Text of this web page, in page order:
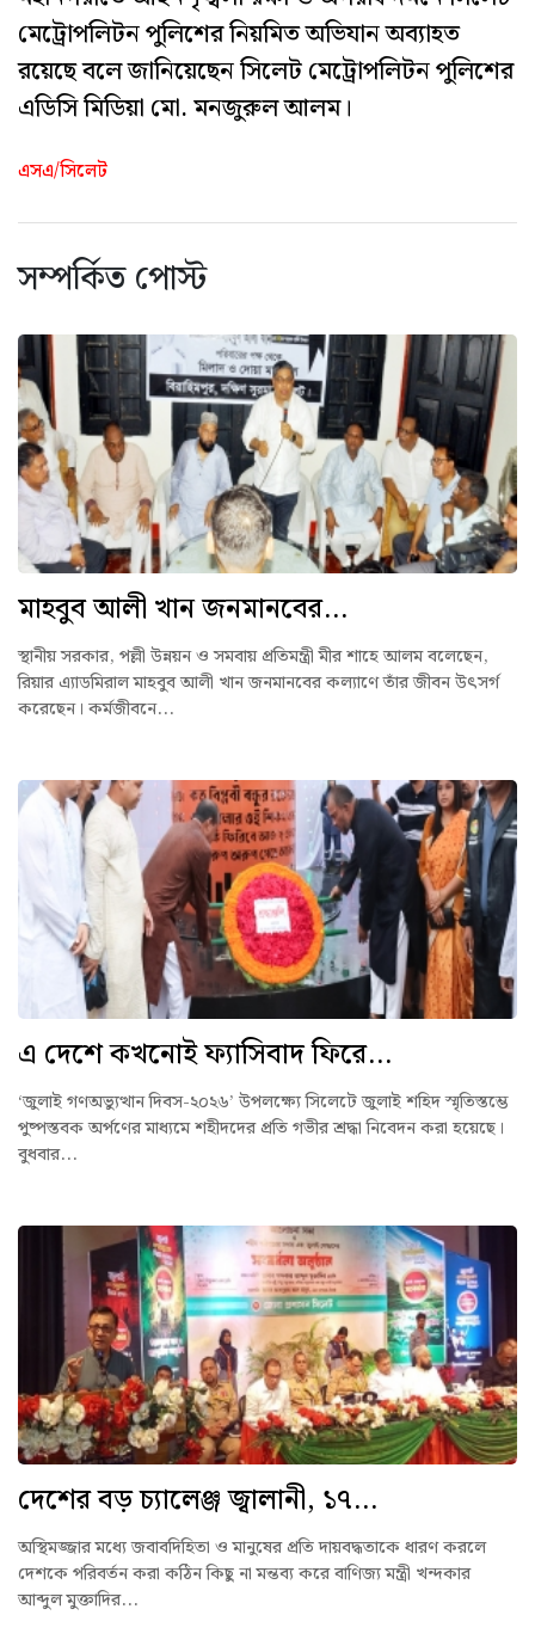
মেট্রোপলিটন পুলিশের নিয়মিত অভিযান অব্যাহত
রয়েছে বলে জানিয়েছেন সিলেট মেট্রোপলিটন পুলিশের
এডিসি মিডিয়া মো. মনজুরুল আলম।
এসএ/সিলেট
সম্পর্কিত পোস্ট
মাহবুব আলী খান জনমানবের...
স্থানীয় সরকার, পল্লী উন্নয়ন ও সমবায় প্রতিমন্ত্রী মীর শাহে আলম বলেছেন,
রিয়ার এ্যাডমিরাল মাহবুব আলী খান জনমানবের কল্যাণে তাঁর জীবন উৎসর্গ
করেছেন। কর্মজীবনে...
এ দেশে কখনোই ফ্যাসিবাদ ফিরে...
‘জুলাই গণঅভ্যুত্থান দিবস-২০২৬’ উপলক্ষ্যে সিলেটে জুলাই শহিদ স্মৃতিস্তম্ভে
পুষ্পস্তবক অর্পণের মাধ্যমে শহীদদের প্রতি গভীর শ্রদ্ধা নিবেদন করা হয়েছে।
বুধবার...
দেশের বড় চ্যালেঞ্জ জ্বালানী, ১৭...
অস্থিমজ্জার মধ্যে জবাবদিহিতা ও মানুষের প্রতি দায়বদ্ধতাকে ধারণ করলে
দেশকে পরিবর্তন করা কঠিন কিছু না মন্তব্য করে বাণিজ্য মন্ত্রী খন্দকার
আব্দুল মুক্তাদির...